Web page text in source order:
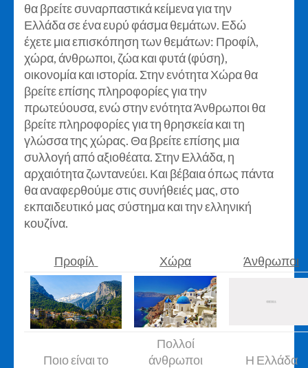
θα βρείτε συναρπαστικά κείμενα για την
Ελλάδα σε ένα ευρύ φάσμα θεμάτων. Εδώ
έχετε μια επισκόπηση των θεμάτων: Προφίλ,
χώρα, άνθρωποι, ζώα και φυτά (φύση),
οικονομία και ιστορία. Στην ενότητα Χώρα θα
βρείτε επίσης πληροφορίες για την
πρωτεύουσα, ενώ στην ενότητα Άνθρωποι θα
βρείτε πληροφορίες για τη θρησκεία και τη
γλώσσα της χώρας. Θα βρείτε επίσης μια
συλλογή από αξιοθέατα. Στην Ελλάδα, η
αρχαιότητα ζωντανεύει. Και βέβαια όπως πάντα
θα αναφερθούμε στις συνήθειές μας, στο
εκπαιδευτικό μας σύστημα και την ελληνική
κουζίνα.
Προφίλ Χώρα Άνθρωποι
Ποιο είναι το
Πολλοί
άνθρωποι
Η Ελλάδα